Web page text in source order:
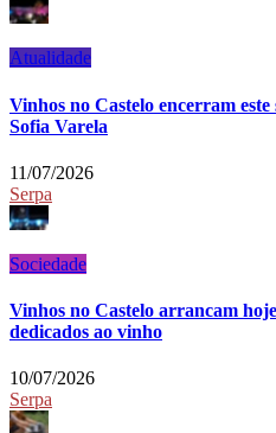
Atualidade
Vinhos no Castelo encerram
Sofia Varela
11/07/2026
Serpa
Sociedade
Vinhos no Castelo arrancam
dedicados ao vinho
10/07/2026
Serpa